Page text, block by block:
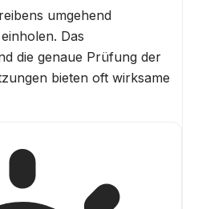
umgehend
Das
die genaue Prüfung der
bieten oft wirksame